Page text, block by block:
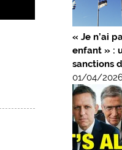
« Je n’ai
enfant » :
sanctions
01/04/